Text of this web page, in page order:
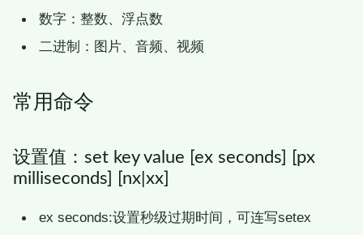
数字：整数、浮点数
二进制：图片、音频、视频
常用命令
设置值：set key value [ex seconds] [px
milliseconds] [nx|xx]
ex seconds:设置秒级过期时间，可连写setex